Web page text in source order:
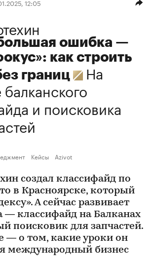
12:05
ошибка —
как строить
границ
На
и поисковика
Кейсы Azivot
создал классифайд по
в Красноярске, который
А сейчас развивает
— классифайд на Балканах
поисковик для запчастей.
— о том, какие уроки он
международный бизнес